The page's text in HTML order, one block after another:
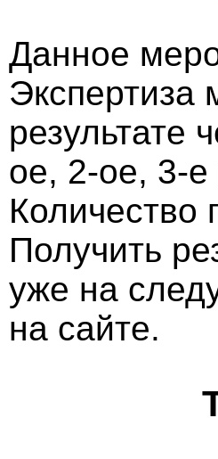
Данное
Экспертиза
результате
ое, 2-ое, 3-е
Количество
Получить
уже на
на сайте.